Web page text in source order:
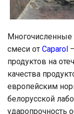
Многочисленные
смеси от Caparol
продуктов на
качества
европейским
белорусской
ударопрочность